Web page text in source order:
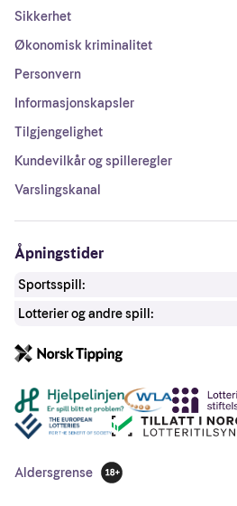
Sikkerhet
Økonomisk kriminalitet
Personvern
Informasjonskapsler
Tilgjengelighet
Kundevilkår og spilleregler
Varslingskanal
Åpningstider
Sportsspill:
Lotterier og andre spill:
Andre lenker
Aldersgrense
18 år